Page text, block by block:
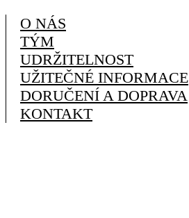
O NÁS
TÝM
UDRŽITELNOST
UŽITEČNÉ INFORMACE
DORUČENÍ A DOPRAVA
KONTAKT